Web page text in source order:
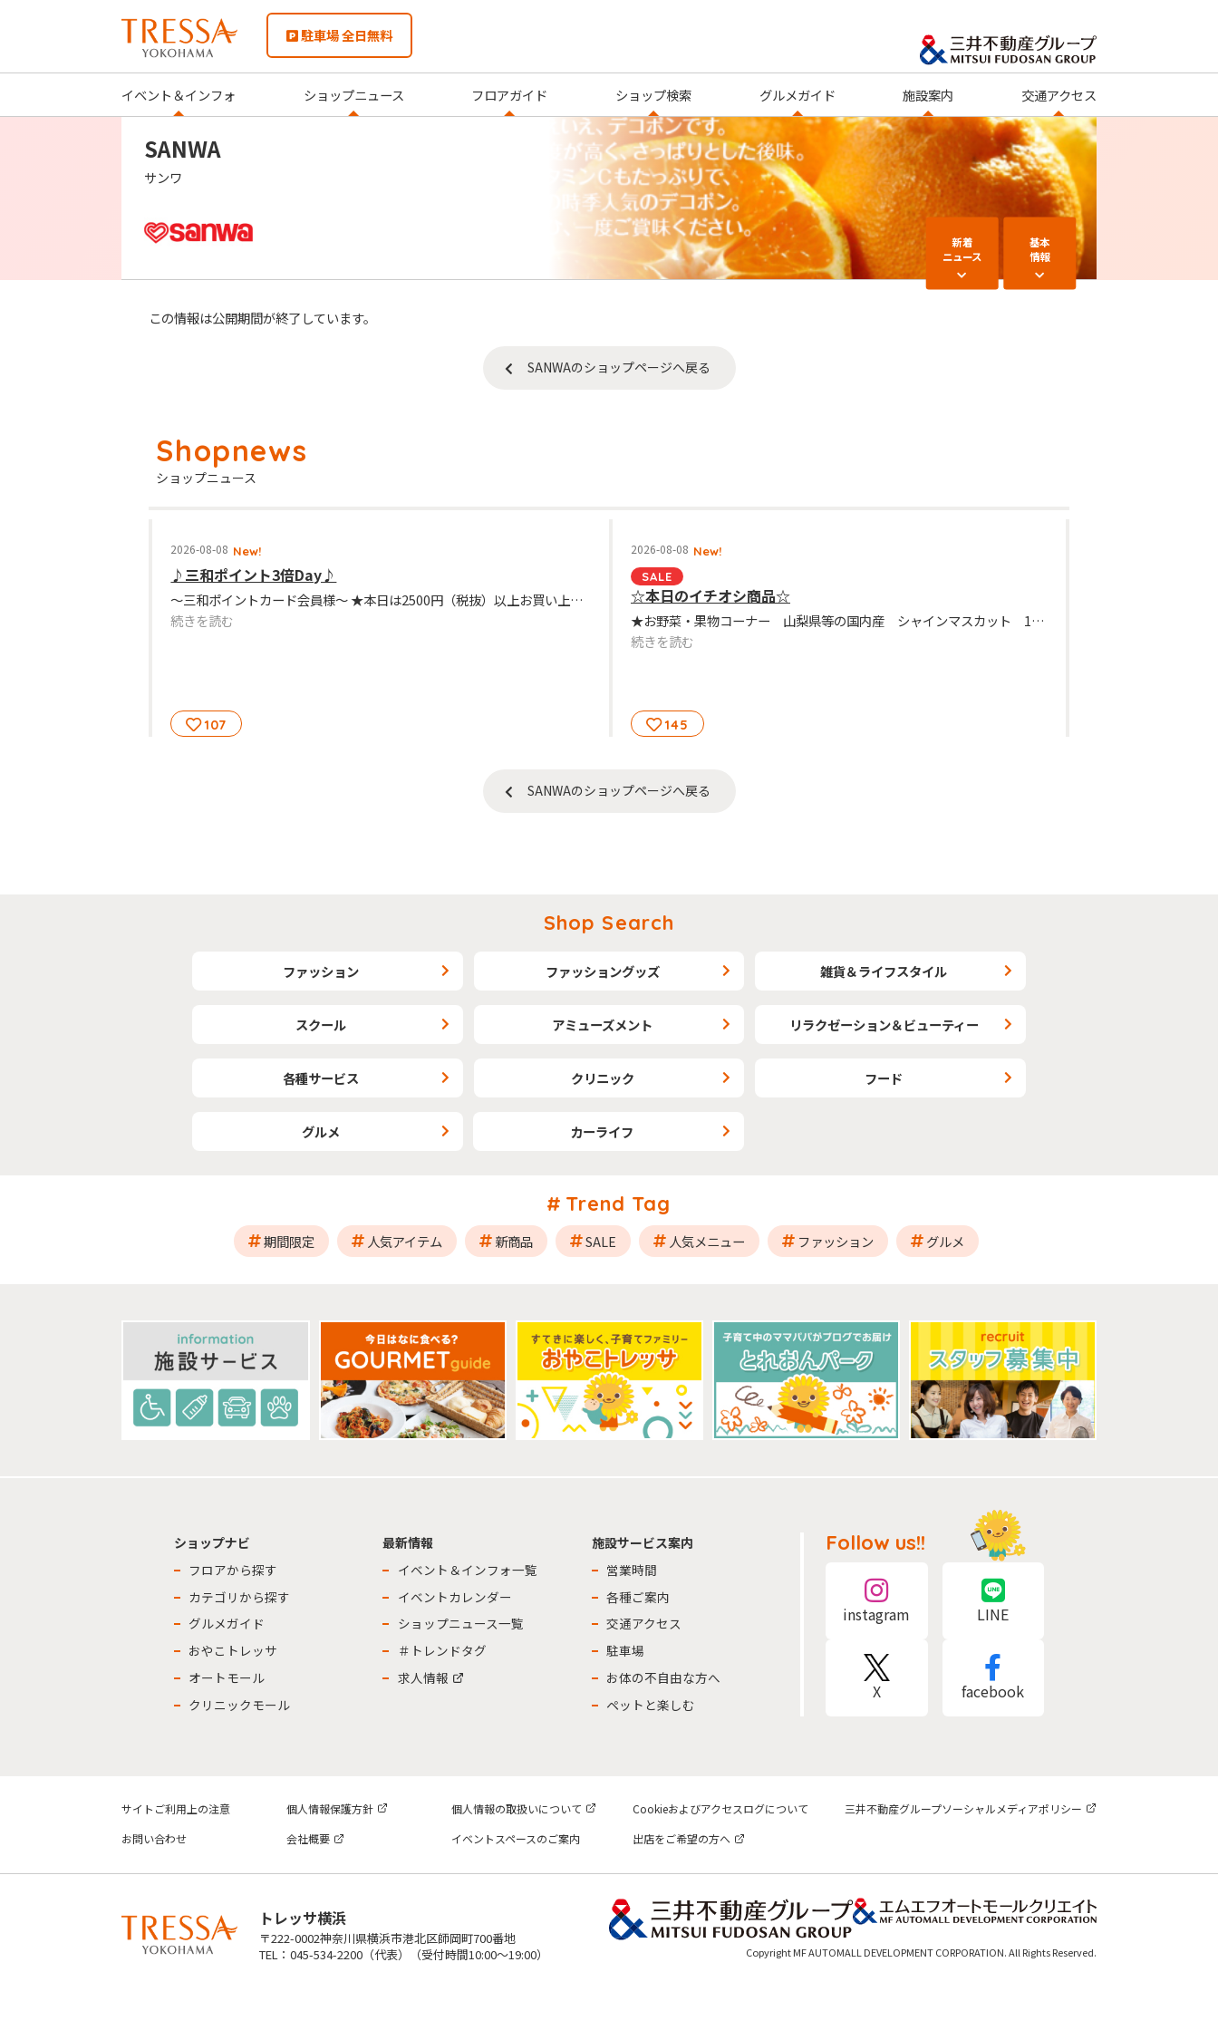
駐車場 全日無料
イベント＆インフォ ショップニュース フロアガイド ショップ検索 グルメガイド 施設案内 交通アクセス
SANWA
サンワ
新着
ニュース
基本
情報
この情報は公開期間が終了しています。
SANWAのショップページへ戻る
ショップニュース
2026-08-08 New!
♪三和ポイント3倍Day♪
～三和ポイントカード会員様～ ★本日は2500円（税抜）以上お買い上げのお客様は、三和のポイント3倍キャンペーンを行っております。是非この機会にご利用下さいませ。
続きを読む
107
2026-08-08 New!
SALE
☆本日のイチオシ商品☆
★お野菜・果物コーナー 山梨県等の国内産 シャインマスカット 100ｇ当り398円（税込430円） ★お肉屋さんコーナー 国産黒毛和牛切落し（モモ・肩・バラ）100ｇ当り398円（税込430円） ★お魚屋さんコーナー 鹿児島県産 うなぎ蒲焼（長焼）1尾1680円（税込1,814円）・2尾2980円（税込3219円） ★日配食品コーナー マルちゃん 焼そば（ソース・塩・各3人前）各188円（税込203円） ★お惣菜コーナー 若鶏もも唐揚げ 100ｇ当り198円（税込214円） ★一般食品コーナー にんべんつゆの素（1ℓ）・ミツカンカンタン酢（800ｍℓ）各338円（税込365円）※お1人様あわせて2点限り
続きを読む
145
SANWAのショップページへ戻る
Shop Search
ファッション ファッショングッズ 雑貨＆ライフスタイル
スクール アミューズメント リラクゼーション＆ビューティー
各種サービス クリニック フード
グルメ カーライフ
Trend Tag
期間限定 人気アイテム 新商品 SALE 人気メニュー ファッション グルメ
ショップナビ
フロアから探す
カテゴリから探す
グルメガイド
おやこトレッサ
オートモール
クリニックモール
最新情報
イベント＆インフォ一覧
イベントカレンダー
ショップニュース一覧
＃トレンドタグ
求人情報
施設サービス案内
営業時間
各種ご案内
交通アクセス
駐車場
お体の不自由な方へ
ペットと楽しむ
Follow us!!
instagram LINE
X facebook
サイトご利用上の注意 個人情報保護方針 個人情報の取扱いについて Cookieおよびアクセスログについて
三井不動産グループソーシャルメディアポリシー
お問い合わせ
会社概要 イベントスペースのご案内 出店をご希望の方へ
トレッサ横浜
〒222-0002神奈川県横浜市港北区師岡町700番地
TEL：045-534-2200（代表）（受付時間10:00～19:00）
Copyright MF AUTOMALL DEVELOPMENT CORPORATION. All Rights Reserved.